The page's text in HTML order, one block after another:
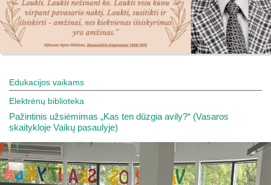
Edukacijos vaikams
Elektrėnų biblioteka
Pažintinis užsiėmimas „Kas ten dūzgia avily?“ (Vasaros
skaitykloje Vaikų pasaulyje)